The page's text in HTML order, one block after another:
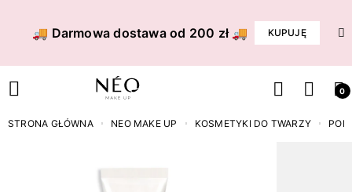
🚚 Darmowa dostawa od 200 zł 🚚 KUPUJĘ
0
STRONA GŁÓWNA NEO MAKE UP KOSMETYKI DO TWARZY